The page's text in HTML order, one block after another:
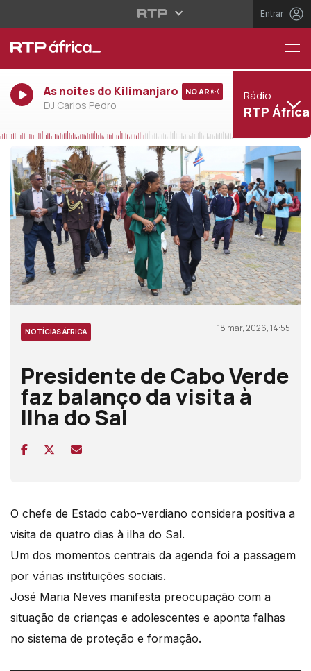
Entrar
As noites do Kilimanjaro
DJ Carlos Pedro
NO AR Rádio
RTP África
NOTÍCIAS ÁFRICA 18 mar, 2026, 14:55
Presidente de Cabo Verde
faz balanço da visita à
Ilha do Sal
O chefe de Estado cabo-verdiano considera positiva a
visita de quatro dias à ilha do Sal.
Um dos momentos centrais da agenda foi a passagem
por várias instituições sociais.
José Maria Neves manifesta preocupação com a
situação de crianças e adolescentes e aponta falhas
no sistema de proteção e formação.